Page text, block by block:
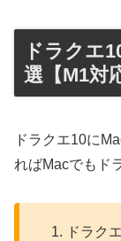
ドラクエ
選【M1対
ドラクエ10に
ればMacでもド
ドラク